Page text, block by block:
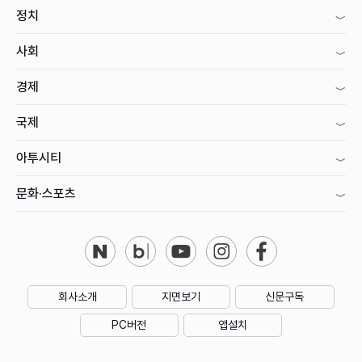
정치
사회
경제
국제
아투시티
문화·스포츠
회사소개 지면보기 신문구독
PC버전 앱설치